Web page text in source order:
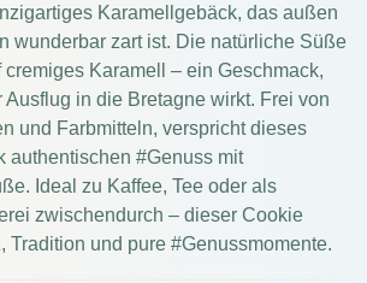
Karamellgebäck, das außen
wunderbar zart ist. Die natürliche Süße
cremiges Karamell – ein Geschmack,
in die Bretagne wirkt. Frei von
und Farbmitteln, verspricht dieses
authentischen #Genuss mit
Ideal zu Kaffee, Tee oder als
zwischendurch – dieser Cookie
Tradition und pure #Genussmomente.